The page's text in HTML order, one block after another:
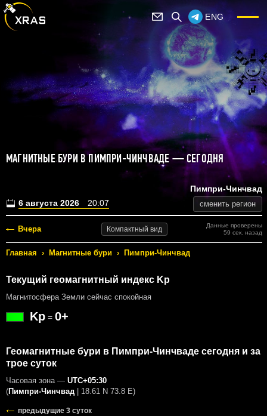
ENG
МАГНИТНЫЕ БУРИ В ПИМПРИ-ЧИНЧВАДЕ — СЕГОДНЯ
6 августа 2026 20:07
Пимпри-Чинчвад
сменить регион
Вчера Компактный вид
Данные проверены
59 сек. назад
Главная › Магнитные бури › Пимпри-Чинчвад
Текущий геомагнитный индекс Kp
Магнитосфера Земли сейчас спокойная
Kp = 0+
Геомагнитные бури в Пимпри-Чинчваде сегодня и за
трое суток
Часовая зона — UTC+05:30
(Пимпри-Чинчвад | 18.61 N 73.8 E)
предыдущие 3 суток